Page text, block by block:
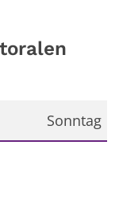
Sonntag